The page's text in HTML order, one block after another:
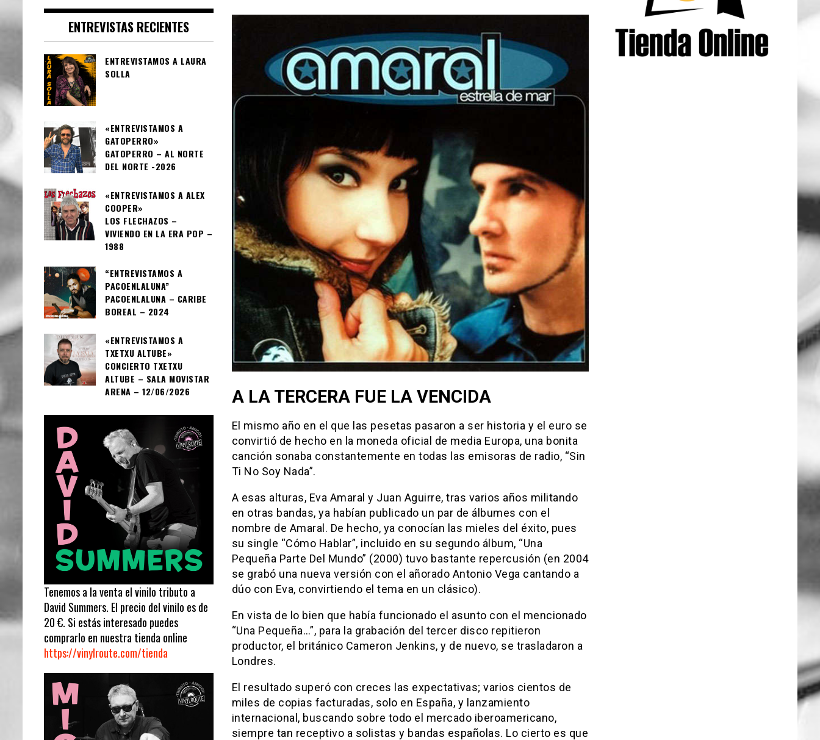
A LA TERCERA FUE LA VENCIDA
El mismo año en el que las pesetas pasaron a ser historia y el euro se
convirtió de hecho en la moneda oficial de media Europa, una bonita
canción sonaba constantemente en todas las emisoras de radio, “Sin
Ti No Soy Nada”.
A esas alturas, Eva Amaral y Juan Aguirre, tras varios años militando
en otras bandas, ya habían publicado un par de álbumes con el
nombre de Amaral. De hecho, ya conocían las mieles del éxito, pues
su single “Cómo Hablar”, incluido en su segundo álbum, “Una
Pequeña Parte Del Mundo” (2000) tuvo bastante repercusión (en 2004
se grabó una nueva versión con el añorado Antonio Vega cantando a
dúo con Eva, convirtiendo el tema en un clásico).
En vista de lo bien que había funcionado el asunto con el mencionado
“Una Pequeña…”, para la grabación del tercer disco repitieron
productor, el británico Cameron Jenkins, y de nuevo, se trasladaron a
Londres.
El resultado superó con creces las expectativas; varios cientos de
miles de copias facturadas, solo en España, y lanzamiento
internacional, buscando sobre todo el mercado iberoamericano,
siempre tan receptivo a solistas y bandas españolas. Lo cierto es que
ENTREVISTAS RECIENTES
ENTREVISTAMOS A LAURA
SOLLA
«ENTREVISTAMOS A
GATOPERRO»
GATOPERRO – AL NORTE
DEL NORTE -2026
«ENTREVISTAMOS A ALEX
COOPER»
LOS FLECHAZOS –
VIVIENDO EN LA ERA POP –
1988
“ENTREVISTAMOS A
PACOENLALUNA”
PACOENLALUNA – CARIBE
BOREAL – 2024
«ENTREVISTAMOS A
TXETXU ALTUBE»
CONCIERTO TXETXU
ALTUBE – SALA MOVISTAR
ARENA – 12/06/2026
Tenemos a la venta el vinilo tributo a
David Summers. El precio del vinilo es de
20 €. Si estás interesado puedes
comprarlo en nuestra tienda online
https://vinylroute.com/tienda